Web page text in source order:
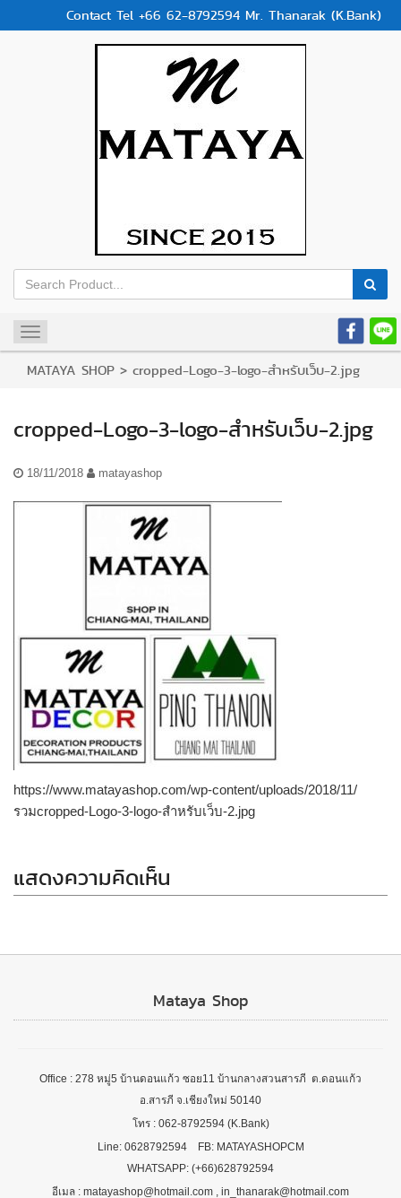
Contact Tel +66 62-8792594 Mr. Thanarak (K.Bank)
Toggle
navigation
MATAYA SHOP > cropped-Logo-3-logo-สำหรับเว็บ-2.jpg
cropped-Logo-3-logo-สำหรับเว็บ-2.jpg
18/11/2018 matayashop
https://www.matayashop.com/wp-content/uploads/2018/11/
รวมcropped-Logo-3-logo-สำหรับเว็บ-2.jpg
แสดงความคิดเห็น
Mataya Shop
Office : 278 หมู่5 บ้านดอนแก้ว ซอย11 บ้านกลางสวนสารภี ต.ดอนแก้ว
อ.สารภี จ.เชียงใหม่ 50140
โทร : 062-8792594 (K.Bank)
Line: 0628792594 FB: MATAYASHOPCM
WHATSAPP: (+66)628792594
อีเมล : matayashop@hotmail.com , in_thanarak@hotmail.com